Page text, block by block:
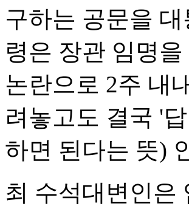
구하는 공문을
령은 장관 임명
논란으로 2주 내
려놓고도 결국 '
하면 된다는 뜻)
최 수석대변인은